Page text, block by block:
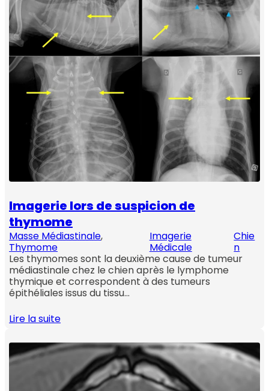
Imagerie lors de suspicion de
thymome
Masse Médiastinale,
Thymome
Imagerie
Médicale
Chie
n
Les thymomes sont la deuxième cause de tumeur
médiastinale chez le chien après le lymphome
thymique et correspondent à des tumeurs
épithéliales issus du tissu…
Lire la suite